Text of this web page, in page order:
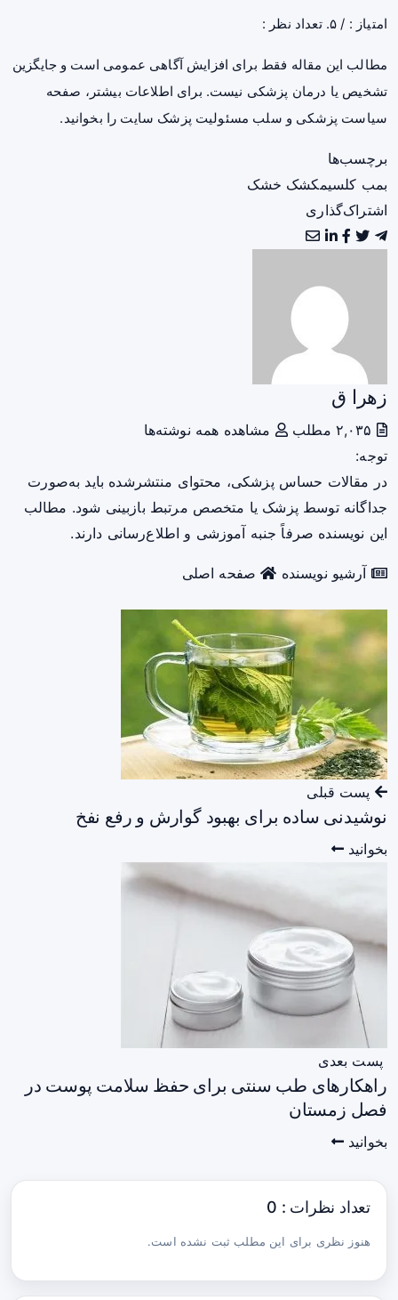
امتیاز : / ۵. تعداد نظر :
مطالب این مقاله فقط برای افزایش آگاهی عمومی است و جایگزین
تشخیص یا درمان پزشکی نیست. برای اطلاعات بیشتر، صفحه
سیاست پزشکی و سلب مسئولیت پزشک سایت را بخوانید.
برچسب‌ها
بمب کلسیمکشک خشک
اشتراک‌گذاری
زهرا ق
مشاهده همه نوشته‌ها
توجه:
در مقالات حساس پزشکی، محتوای منتشرشده باید به‌صورت
جداگانه توسط پزشک یا متخصص مرتبط بازبینی شود. مطالب
این نویسنده صرفاً جنبه آموزشی و اطلاع‌رسانی دارند.
آرشیو نویسنده صفحه اصلی
پست قبلی
نوشیدنی ساده برای بهبود گوارش و رفع نفخ
بخوانید
پست بعدی
راهکارهای طب سنتی برای حفظ سلامت پوست در
فصل زمستان
بخوانید
تعداد نظرات : 0
هنوز نظری برای این مطلب ثبت نشده است.